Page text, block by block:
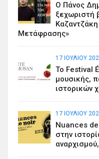
Ο Πάνος
ξεχωριστή
Μετάφρασης»
17 ΙΟΥΛΊΟΥ
Το Festival
μουσικής,
ιστορικών
17 ΙΟΥΛΊΟΥ
Nuances
στην